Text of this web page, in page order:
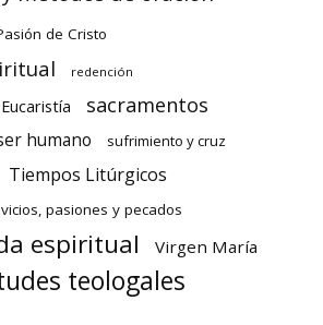
de Cristo
redención
sacramentos
humano sufrimiento y cruz
Tiempos Litúrgicos
vicios, pasiones y pecados
espiritual Virgen María
teologales